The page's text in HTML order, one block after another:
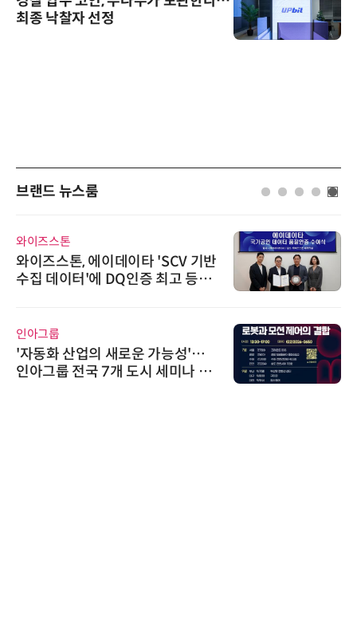
최종 낙찰자 선정
브랜드 뉴스룸
'SCV 기반
최고 등급
가능성'…
세미나 페
로옴세미컨덕터코리아
로옴, 발진 출력 4배
라헤르츠파 발진 디바
노보센스
노보센스, PWM 고주
난제 극복…차량용 전